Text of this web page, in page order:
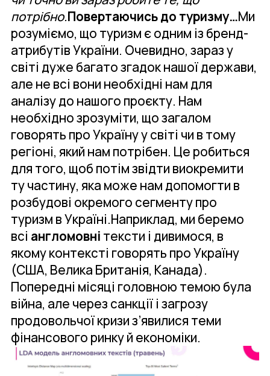
потрібно.Повертаючись до туризму…Ми
розуміємо, що туризм є одним із бренд-
атрибутів України. Очевидно, зараз у
світі дуже багато згадок нашої держави,
але не всі вони необхідні нам для
аналізу до нашого проєкту. Нам
необхідно зрозуміти, що загалом
говорять про Україну у світі чи в тому
регіоні, який нам потрібен. Це робиться
для того, щоб потім звідти виокремити
ту частину, яка може нам допомогти в
розбудові окремого сегменту про
туризм в Україні.Наприклад, ми беремо
всі англомовні тексти і дивимося, в
якому контексті говорять про Україну
(США, Велика Британія, Канада).
Попередні місяці головною темою була
війна, але через санкції і загрозу
продовольчої кризи з’явилися теми
фінансового ринку й економіки.